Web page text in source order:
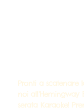
Pronti a scatenare
noi all'Hemingway
serata Karaoke!